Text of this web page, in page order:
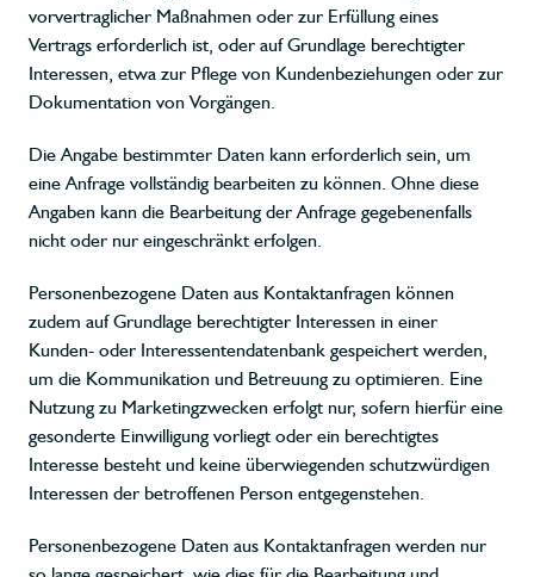
vorvertraglicher Maßnahmen oder zur Erfüllung eines
Vertrags erforderlich ist, oder auf Grundlage berechtigter
Interessen, etwa zur Pflege von Kundenbeziehungen oder zur
Dokumentation von Vorgängen.
Die Angabe bestimmter Daten kann erforderlich sein, um
eine Anfrage vollständig bearbeiten zu können. Ohne diese
Angaben kann die Bearbeitung der Anfrage gegebenenfalls
nicht oder nur eingeschränkt erfolgen.
Personenbezogene Daten aus Kontaktanfragen können
zudem auf Grundlage berechtigter Interessen in einer
Kunden- oder Interessentendatenbank gespeichert werden,
um die Kommunikation und Betreuung zu optimieren. Eine
Nutzung zu Marketingzwecken erfolgt nur, sofern hierfür eine
gesonderte Einwilligung vorliegt oder ein berechtigtes
Interesse besteht und keine überwiegenden schutzwürdigen
Interessen der betroffenen Person entgegenstehen.
Personenbezogene Daten aus Kontaktanfragen werden nur